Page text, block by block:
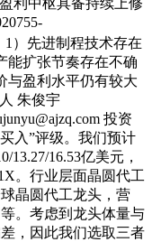
利中枢具备持续上修
1）先进制程技术存在
能扩张节奏存在不确
与盈利水平仍有较大
朱俊宇
投资
入”评级。我们预计
13.27/16.53亿美元，
。行业层面晶圆代工
晶圆代工龙头，营
。考虑到龙头体量与
，因此我们选取三者